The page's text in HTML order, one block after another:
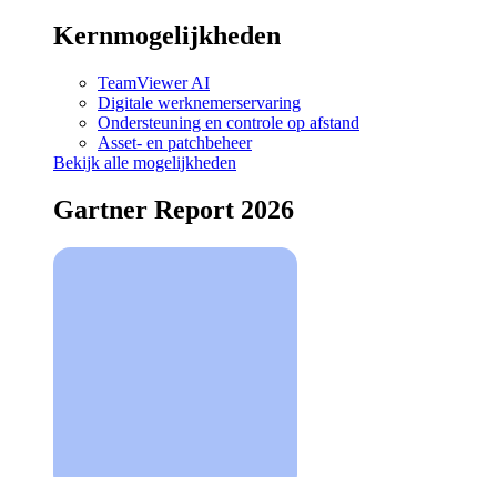
Kernmogelijkheden
TeamViewer AI
Digitale werknemerservaring
Ondersteuning en controle op afstand
Asset- en patchbeheer
Bekijk alle mogelijkheden
Gartner Report 2026